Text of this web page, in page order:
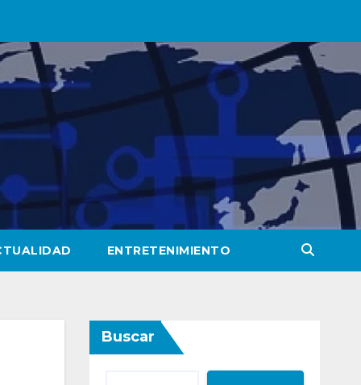
ENTRETENIMIENTO
Buscar